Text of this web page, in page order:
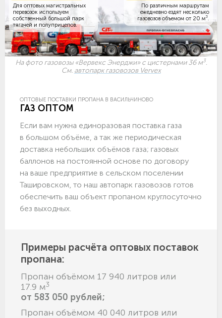
Для оптовых магистральных
перевозок используем
собственный большой парк
тягачей и полуприцепов.
По различным маршрутам
ежедневно ездят несколько
газовозов объемом от 20 м3
На фото газовозы «Вервекс Энерджи» с цистернами 36 м3.
См. автопарк газовозов Vervex
ОПТОВЫЕ ПОСТАВКИ ПРОПАНА В ВАСИЛЬЧИНОВО
ГАЗ ОПТОМ
Если вам нужна единоразовая поставка газа
в большом объёме, а так же периодическая
доставка небольших объёмов газа; газовых
баллонов на постоянной основе по договору
на ваше предприятие в сельском поселении
Ташировском, то наш автопарк газовозов готов
обеспечить ваш объект пропаном круглосуточно
без выходных.
Примеры расчёта оптовых поставок
пропана:
Пропан объёмом 17 940 литров или
17.9 м3
от 583 050 рублей;
Пропан объёмом 40 040 литров или